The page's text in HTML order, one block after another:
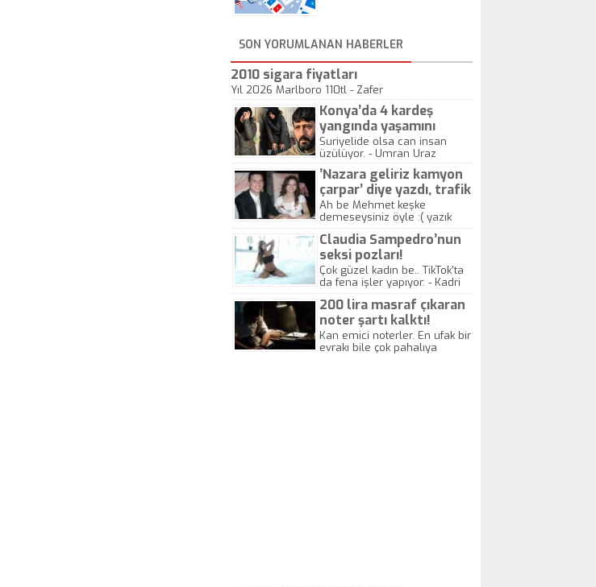
SON YORUMLANAN HABERLER
2010 sigara fiyatları
Yıl 2026 Marlboro 110tl - Zafer
Konya’da 4 kardeş
yangında yaşamını
yitirdi
Suriyelide olsa can insan
üzülüyor. - Umran Uraz
’Nazara geliriz kamyon
çarpar’ diye yazdı, trafik
kazasında öldü!
Ah be Mehmet keşke
demeseysiniz öyle :( yazık
Claudia Sampedro’nun
seksi pozları!
Çok güzel kadın be.. TikTok'ta
da fena işler yapıyor. - Kadri
200 lira masraf çıkaran
noter şartı kalktı!
Kan emici noterler. En ufak bir
evrakı bile çok pahalıya